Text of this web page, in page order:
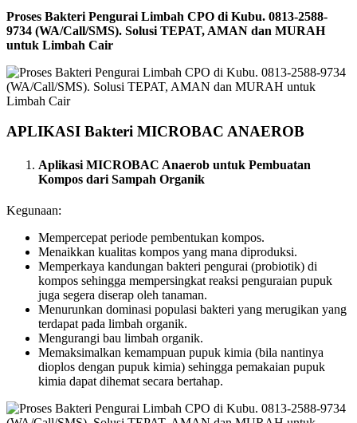
Proses Bakteri Pengurai Limbah CPO di Kubu. 0813-2588-
9734 (WA/Call/SMS). Solusi TEPAT, AMAN dan MURAH
untuk Limbah Cair
APLIKASI Bakteri MICROBAC ANAEROB
Aplikasi MICROBAC Anaerob untuk Pembuatan
Kompos dari Sampah Organik
Kegunaan:
Mempercepat periode pembentukan kompos.
Menaikkan kualitas kompos yang mana diproduksi.
Memperkaya kandungan bakteri pengurai (probiotik) di
kompos sehingga mempersingkat reaksi penguraian pupuk
juga segera diserap oleh tanaman.
Menurunkan dominasi populasi bakteri yang merugikan yang
terdapat pada limbah organik.
Mengurangi bau limbah organik.
Memaksimalkan kemampuan pupuk kimia (bila nantinya
dioplos dengan pupuk kimia) sehingga pemakaian pupuk
kimia dapat dihemat secara bertahap.